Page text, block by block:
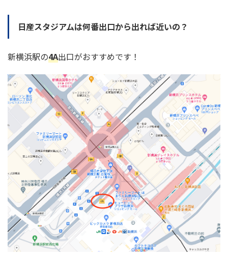
日産スタジアムは何番出口から出れば近いの？
新横浜駅の4A出口がおすすめです！